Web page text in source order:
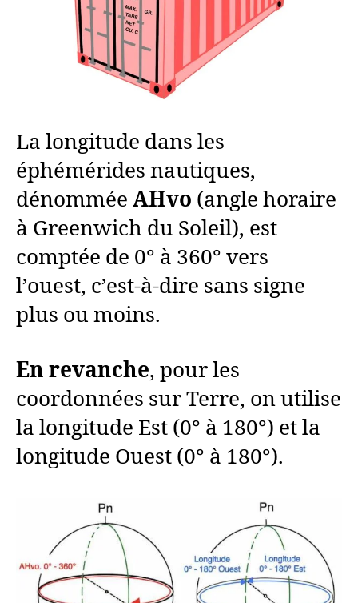
La longitude dans les
éphémérides nautiques,
dénommée AHvo (angle horaire
à Greenwich du Soleil), est
comptée de 0° à 360° vers
l’ouest, c’est-à-dire sans signe
plus ou moins.
En revanche, pour les
coordonnées sur Terre, on utilise
la longitude Est (0° à 180°) et la
longitude Ouest (0° à 180°).